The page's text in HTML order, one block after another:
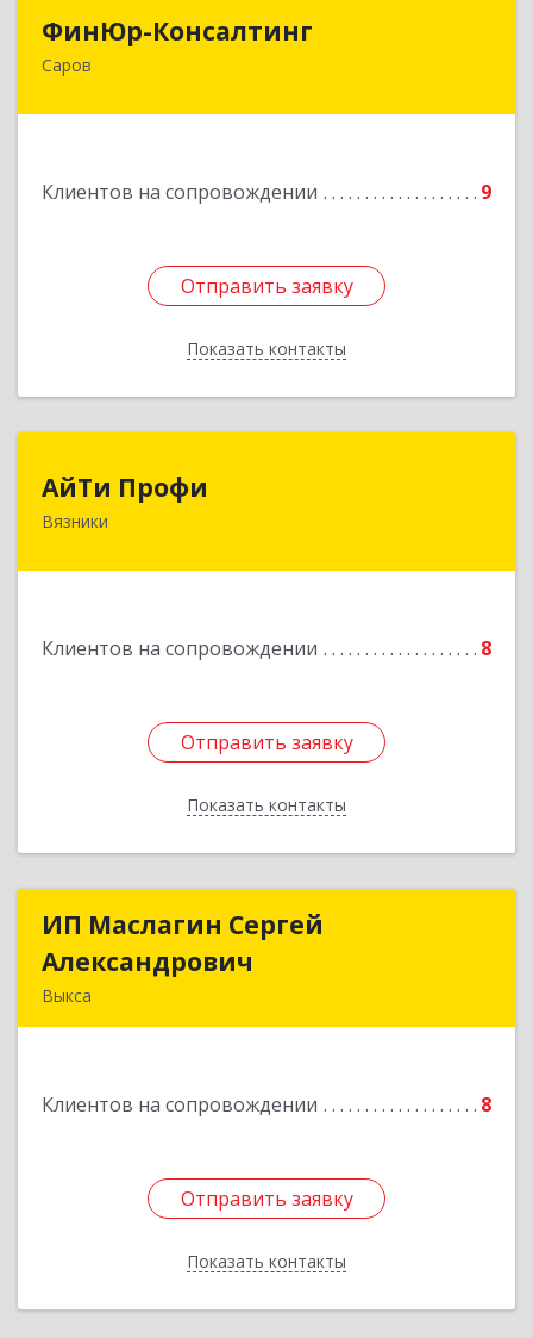
ФинЮр-Консалтинг
Саров
Клиентов на сопровождении 9
Отправить заявку
Показать контакты
Отправить заявку
Назад
АйТи Профи
Вязники
Клиентов на сопровождении 8
Отправить заявку
Показать контакты
Отправить заявку
Назад
ИП Маслагин Сергей
Александрович
Выкса
Клиентов на сопровождении 8
Отправить заявку
Показать контакты
ИП Маслагин Сергей
Подробнее
Отправить заявку
Назад